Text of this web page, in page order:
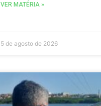
VER MATÉRIA »
5 de agosto de 2026